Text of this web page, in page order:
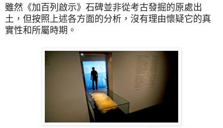
雖然《加百列啟示》石碑並非從考古發掘的原處出
土，但按照上述各方面的分析，沒有理由懷疑它的真
實性和所屬時期。